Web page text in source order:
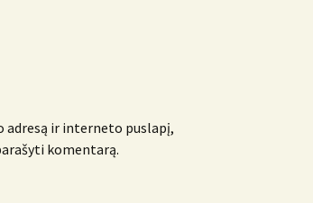
adresą ir interneto puslapį,
komentarą.